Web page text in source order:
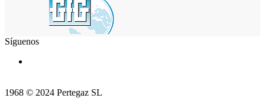
Síguenos
1968 © 2024 Pertegaz SL